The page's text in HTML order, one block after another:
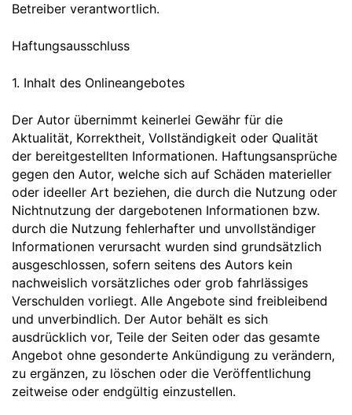
Betreiber verantwortlich.
Haftungsausschluss
1. Inhalt des Onlineangebotes
Der Autor übernimmt keinerlei Gewähr für die
Aktualität, Korrektheit, Vollständigkeit oder Qualität
der bereitgestellten Informationen. Haftungsansprüche
gegen den Autor, welche sich auf Schäden materieller
oder ideeller Art beziehen, die durch die Nutzung oder
Nichtnutzung der dargebotenen Informationen bzw.
durch die Nutzung fehlerhafter und unvollständiger
Informationen verursacht wurden sind grundsätzlich
ausgeschlossen, sofern seitens des Autors kein
nachweislich vorsätzliches oder grob fahrlässiges
Verschulden vorliegt. Alle Angebote sind freibleibend
und unverbindlich. Der Autor behält es sich
ausdrücklich vor, Teile der Seiten oder das gesamte
Angebot ohne gesonderte Ankündigung zu verändern,
zu ergänzen, zu löschen oder die Veröffentlichung
zeitweise oder endgültig einzustellen.